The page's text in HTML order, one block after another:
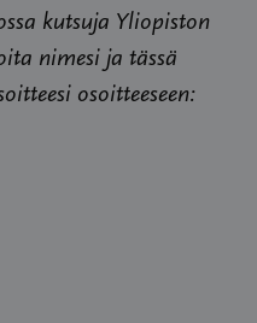
kutsuja Yliopiston
nimesi ja tässä
osoitteeseen: